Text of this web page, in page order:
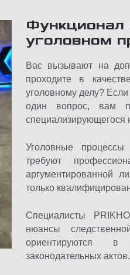
Функционал
уголовном
Вас вызывают на
проходите в
уголовному делу?
один вопрос, вам
специализирующегося
Уголовные
требуют
аргументированной
только
Специалисты
нюансы
ориентируются
законодательных актов.